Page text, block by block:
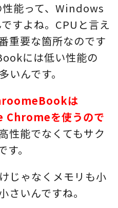
能って、Windows
すよね。CPUと言え
重要な箇所なのです
には低い性能の
いんです。
は
を使うので
性能でなくてもサク
。
じゃなくメモリも小
さいんですね。